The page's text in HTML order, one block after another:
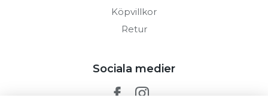
Köpvillkor
Retur
Sociala medier